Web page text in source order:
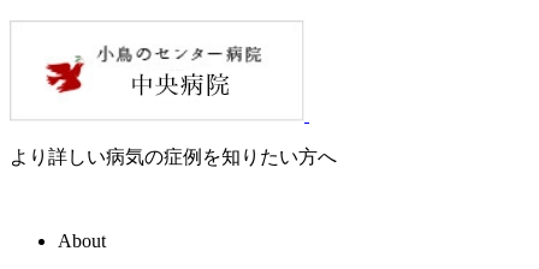
より詳しい病気の症例を知りたい方へ
About